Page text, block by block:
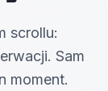
scrollu:
Sam
moment.